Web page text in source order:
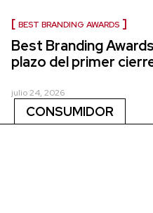
BEST BRANDING AWARDS
Best Branding
plazo del primer
julio 24, 2026
CONSUMIDOR